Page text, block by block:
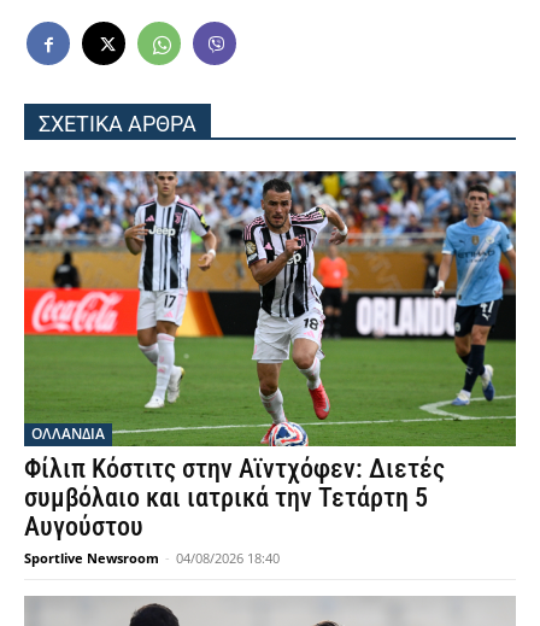
ΣΧΕΤΙΚΑ ΑΡΘΡΑ
OΛΛΑΝΔΊΑ
Φίλιπ Κόστιτς στην Αϊντχόφεν: Διετές
συμβόλαιο και ιατρικά την Τετάρτη 5
Αυγούστου
Sportlive Newsroom - 04/08/2026 18:40